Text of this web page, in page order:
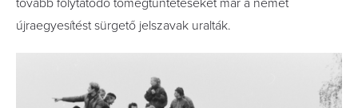
tovább folytatódó tömegtüntetéseket már a német
újraegyesítést sürgető jelszavak uralták.